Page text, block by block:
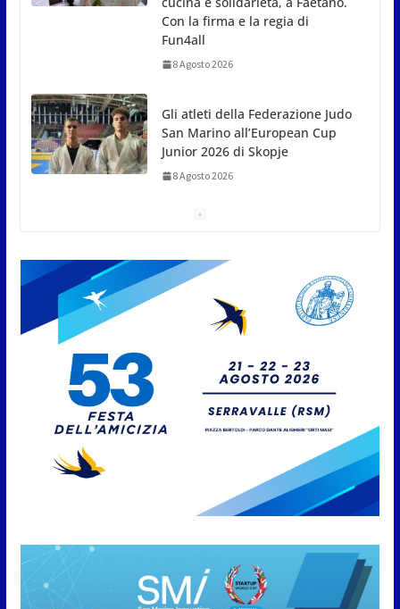
8 Agosto 2026
L’arte perde uno dei suoi maestri: si è spento a 91
8 Agosto 2026
A Oltremare 2.0 a Riccione in migliaia per
incontrare i DinsiemE
Femminile: quattro Primavera
aggregate alla Prima Squadra
8 Agosto 2026
Live” una serata di
divertimento, arte, buona
cucina e solidarietà, a Faetano.
Con la firma e la regia di